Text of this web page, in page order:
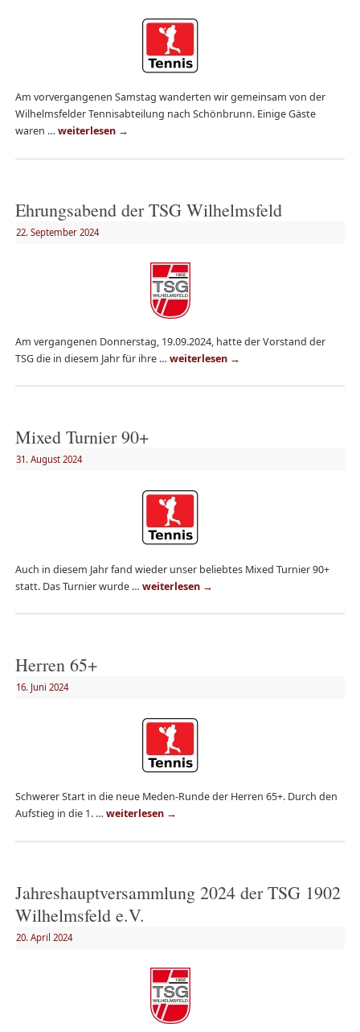
Am vorvergangenen Samstag wanderten wir gemeinsam von der
Wilhelmsfelder Tennisabteilung nach Schönbrunn. Einige Gäste
waren … weiterlesen →
Ehrungsabend der TSG Wilhelmsfeld
22. September 2024
Am vergangenen Donnerstag, 19.09.2024, hatte der Vorstand der
TSG die in diesem Jahr für ihre … weiterlesen →
Mixed Turnier 90+
31. August 2024
Auch in diesem Jahr fand wieder unser beliebtes Mixed Turnier 90+
statt. Das Turnier wurde … weiterlesen →
Herren 65+
16. Juni 2024
Schwerer Start in die neue Meden-Runde der Herren 65+. Durch den
Aufstieg in die 1. … weiterlesen →
Jahreshauptversammlung 2024 der TSG 1902
Wilhelmsfeld e.V.
20. April 2024